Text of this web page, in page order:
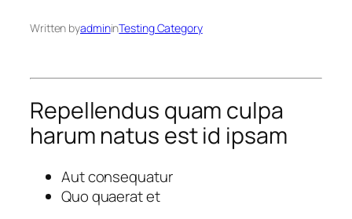
Written byadmininTesting Category
Repellendus quam culpa
harum natus est id ipsam
Aut consequatur
Quo quaerat et